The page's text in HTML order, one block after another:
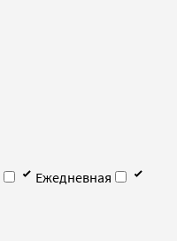
Ежедневная